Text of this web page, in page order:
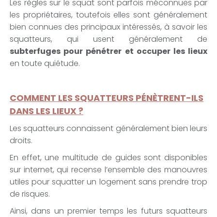
Les règles sur le squat sont parfois méconnues par
les propriétaires, toutefois elles sont généralement
bien connues des principaux intéressés, à savoir les
squatteurs, qui usent généralement de
subterfuges pour pénétrer et occuper les lieux
en toute quiétude.
COMMENT LES SQUATTEURS PÉNÈTRENT-ILS
DANS LES LIEUX ?
Les squatteurs connaissent généralement bien leurs
droits.
En effet, une multitude de guides sont disponibles
sur internet, qui recense l’ensemble des manouvres
utiles pour squatter un logement sans prendre trop
de risques.
Ainsi, dans un premier temps les futurs squatteurs